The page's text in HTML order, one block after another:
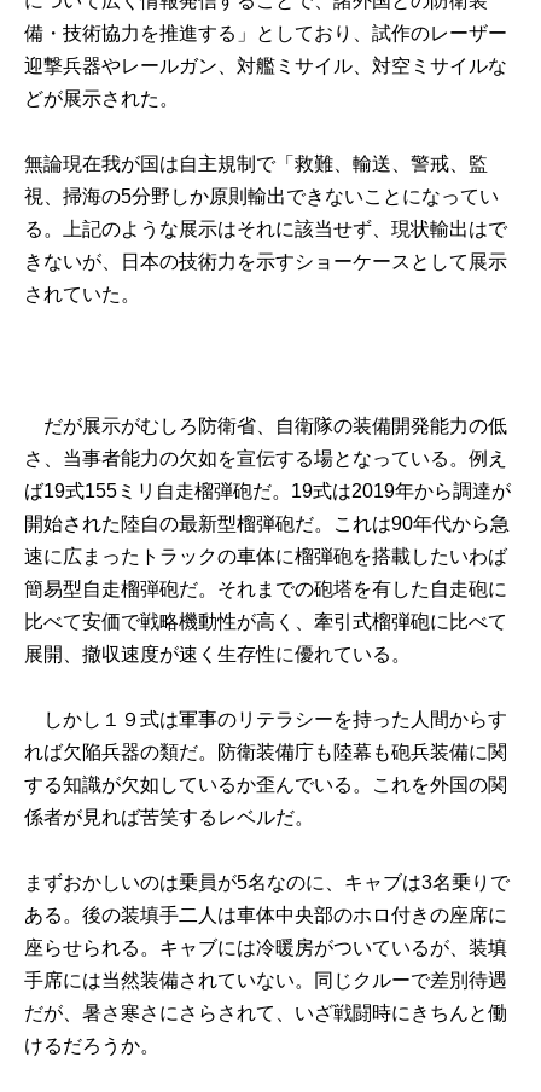
備・技術協力を推進する」としており、試作のレーザー
迎撃兵器やレールガン、対艦ミサイル、対空ミサイルな
どが展示された。
無論現在我が国は自主規制で「救難、輸送、警戒、監
視、掃海の5分野しか原則輸出できないことになってい
る。上記のような展示はそれに該当せず、現状輸出はで
きないが、日本の技術力を示すショーケースとして展示
されていた。
だが展示がむしろ防衛省、自衛隊の装備開発能力の低
さ、当事者能力の欠如を宣伝する場となっている。例え
ば19式155ミリ自走榴弾砲だ。19式は2019年から調達が
開始された陸自の最新型榴弾砲だ。これは90年代から急
速に広まったトラックの車体に榴弾砲を搭載したいわば
簡易型自走榴弾砲だ。それまでの砲塔を有した自走砲に
比べて安価で戦略機動性が高く、牽引式榴弾砲に比べて
展開、撤収速度が速く生存性に優れている。
しかし１９式は軍事のリテラシーを持った人間からす
れば欠陥兵器の類だ。防衛装備庁も陸幕も砲兵装備に関
する知識が欠如しているか歪んでいる。これを外国の関
係者が見れば苦笑するレベルだ。
まずおかしいのは乗員が5名なのに、キャブは3名乗りで
ある。後の装填手二人は車体中央部のホロ付きの座席に
座らせられる。キャブには冷暖房がついているが、装填
手席には当然装備されていない。同じクルーで差別待遇
だが、暑さ寒さにさらされて、いざ戦闘時にきちんと働
けるだろうか。